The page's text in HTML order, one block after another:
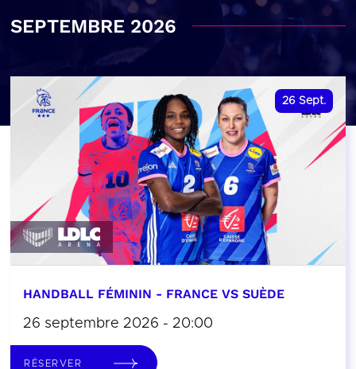
SEPTEMBRE 2026
26 Sept.
HANDBALL FÉMININ - FRANCE VS SUÈDE
26 septembre 2026 - 20:00
RÉSERVER